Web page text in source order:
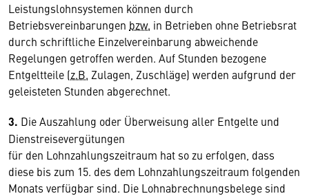
Leistungslohnsystemen können durch
Betriebsvereinbarungen bzw. in Betrieben ohne Betriebsrat
durch schriftliche Einzelvereinbarung abweichende
Regelungen getroffen werden. Auf Stunden bezogene
Entgeltteile (z.B. Zulagen, Zuschläge) werden aufgrund der
geleisteten Stunden abgerechnet.
3. Die Auszahlung oder Überweisung aller Entgelte und
Dienstreisevergütungen
für den Lohnzahlungszeitraum hat so zu erfolgen, dass
diese bis zum 15. des dem Lohnzahlungszeitraum folgenden
Monats verfügbar sind. Die Lohnabrechnungsbelege sind